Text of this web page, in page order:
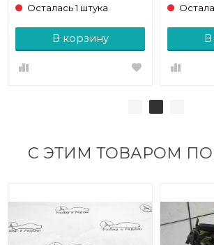
Осталась 1 штука
В корзину
С ЭТИМ ТОВАРОМ